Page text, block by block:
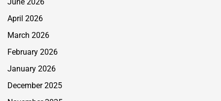
April 2026
March 2026
February 2026
January 2026
December 2025